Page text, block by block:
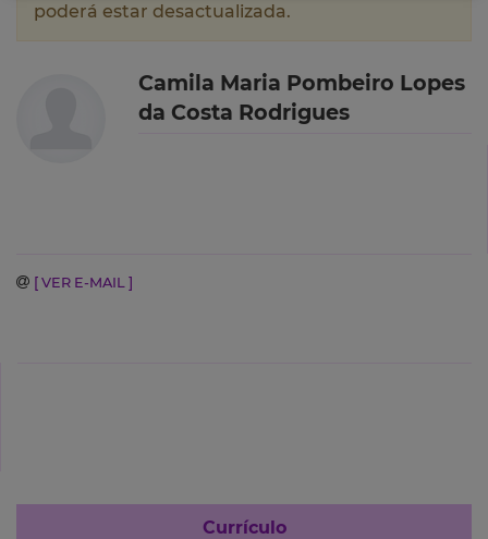
poderá estar desactualizada.
Camila Maria Pombeiro Lopes
da Costa Rodrigues
[ VER E-MAIL ]
Currículo